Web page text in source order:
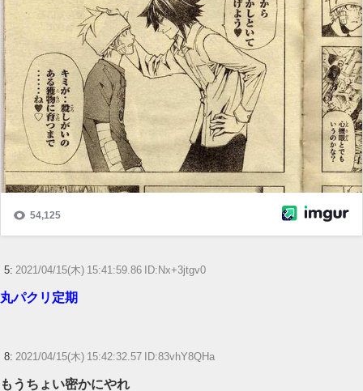
5: 2021/04/15(木) 15:41:59.86 ID:Nx+3jtgv0
丸パクリ定期
8: 2021/04/15(木) 15:42:32.57 ID:83vhY8QHa
もうちょい密かにやれ